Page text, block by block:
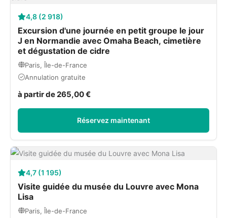
4,8 (2 918)
Excursion d'une journée en petit groupe le jour
J en Normandie avec Omaha Beach, cimetière
et dégustation de cidre
Paris, Île-de-France
Annulation gratuite
à partir de 265,00 €
Réservez maintenant
4,7 (1 195)
Visite guidée du musée du Louvre avec Mona
Lisa
Paris, Île-de-France